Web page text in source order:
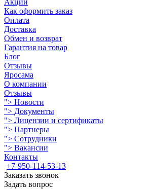
Акции
Как оформить заказ
Оплата
Доставка
Обмен и возврат
Гарантия на товар
Блог
Отзывы
Яросама
О компании
Отзывы
"> Новости
"> Документы
"> Лицензии и сертификаты
"> Партнеры
"> Сотрудники
"> Вакансии
Контакты
+7-950-114-53-13
Заказать звонок
Задать вопрос